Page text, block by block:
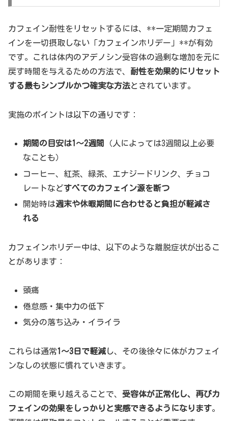
カフェイン耐性をリセットするには、**一定期間カフェ
インを一切摂取しない「カフェインホリデー」**が有効
です。これは体内のアデノシン受容体の過剰な増加を元に
戻す時間を与えるための方法で、 耐性を効果的にリセット
する最もシンプルかつ確実な方法とされています。
実施のポイントは以下の通りです：
期間の目安は1〜2週間
（人によっては3週間以上必要
なことも）
コーヒー、紅茶、緑茶、エナジードリンク、チョコ
レートなどすべてのカフェイン源を断つ
開始時は週末や休暇期間に合わせると負担が軽減さ
れる
カフェインホリデー中は、以下のような離脱症状が出るこ
とがあります：
頭痛
倦怠感・集中力の低下
気分の落ち込み・イライラ
これらは通常1〜3日で軽減し、その後徐々に体がカフェイ
ンなしの状態に慣れていきます。
この期間を乗り越えることで、 受容体が正常化し、再びカ
フェインの効果をしっかりと実感できるようになります。